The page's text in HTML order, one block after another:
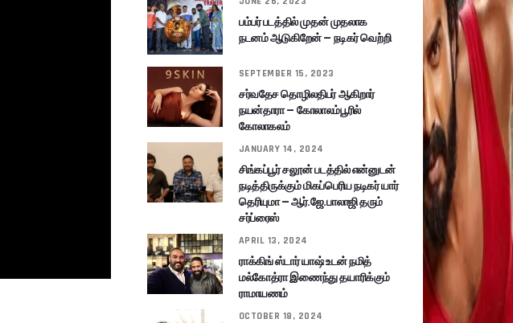
பம்பர் படத்தில் முதன் முதலாக
நடனம் ஆடுகிறேன் – நடிகர் வெற்றி
SEPTEMBER 15, 2023
சர்வதேச தொழிலதிபர் ஆகிறார்
நயன்தாரா – கோலாலம்பூரில்
கோலாகலம்
JANUARY 14, 2024
சிங்கப்பூர் சலூன் படத்தில் என்னுடன்
நடித்திருக்கும் மிகப்பெரிய நடிகர் யார்
தெரியுமா – ஆர்.ஜே.பாலாஜி தரும்
சர்ப்ரைஸ்
APRIL 13, 2024
ராக்கிங் ஸ்டார் யாஷ் உடன் நமித்
மல்கோத்ரா இணைந்து தயாரிக்கும்
ராமாயணம்
OCTOBER 18, 2024